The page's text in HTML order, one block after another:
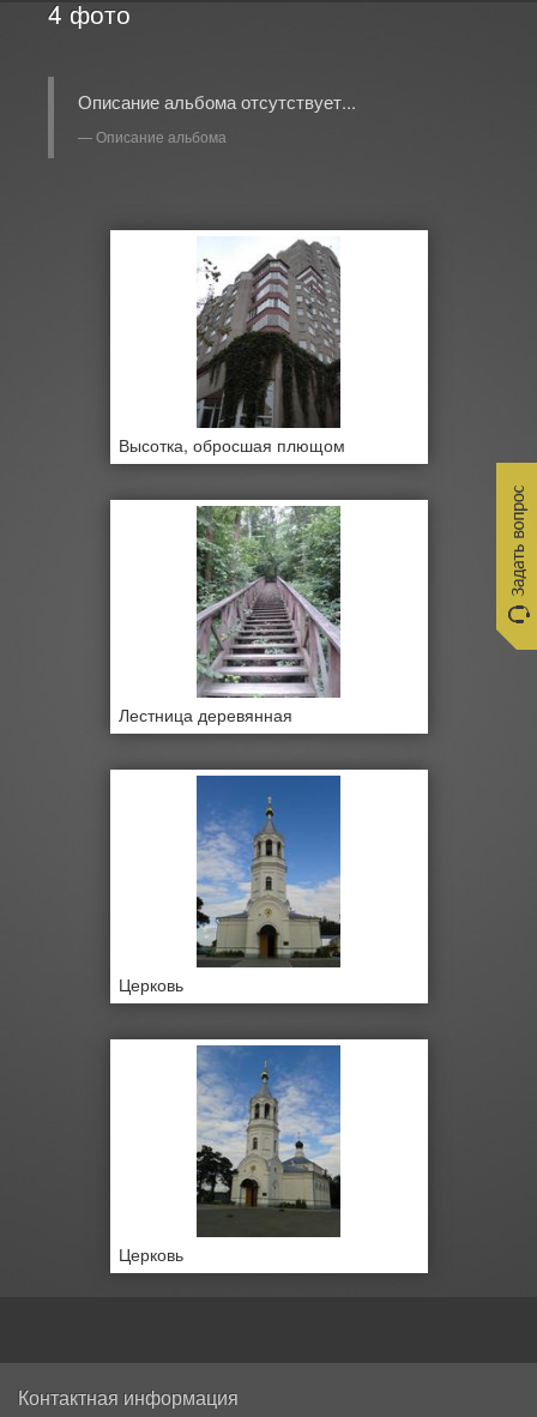
4 фото
Описание альбома отсутствует...
Описание альбома
Высотка, обросшая плющом
Лестница деревянная
Церковь
Церковь
Контактная информация